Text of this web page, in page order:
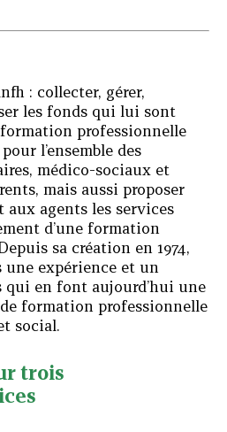
: collecter, gérer,
les fonds qui lui sont
professionnelle
l’ensemble des
médico-sociaux et
mais aussi proposer
aux agents les services
d’une formation
sa création en 1974,
une expérience et un
qui en font aujourd’hui une
formation professionnelle
social.
trois